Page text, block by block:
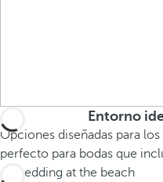
Entorno
Opciones diseñadas para
perfecto para bodas que